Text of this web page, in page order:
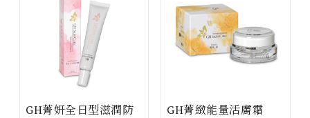
GH菁妍全日型滋潤防
GH菁緻能量活膚霜